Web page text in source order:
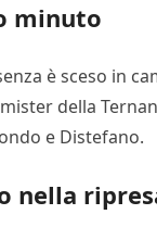
minuto
è sceso in
della
e Distefano.
nella